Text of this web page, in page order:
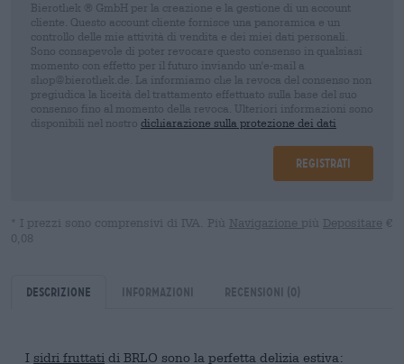
Bierothek ® GmbH per la creazione e la gestione di un account
cliente. Questo account cliente fornisce una panoramica e un
controllo delle mie attività di vendita e dei miei dati personali.
Sono consapevole di poter revocare questo consenso in qualsiasi
momento con effetto per il futuro inviando un'e-mail a
shop@bierothek.de. La informiamo che la revoca del consenso non
pregiudica la liceità del trattamento effettuato sulla base del suo
consenso fino al momento della revoca. Ulteriori informazioni sono
disponibili nel nostro dichiarazione sulla protezione dei dati
Registrati
* I prezzi sono comprensivi di IVA. Più Navigazione più Depositare €
0,08
Descrizione Informazioni Recensioni (0)
I sidri fruttati di BRLO sono la perfetta delizia estiva: